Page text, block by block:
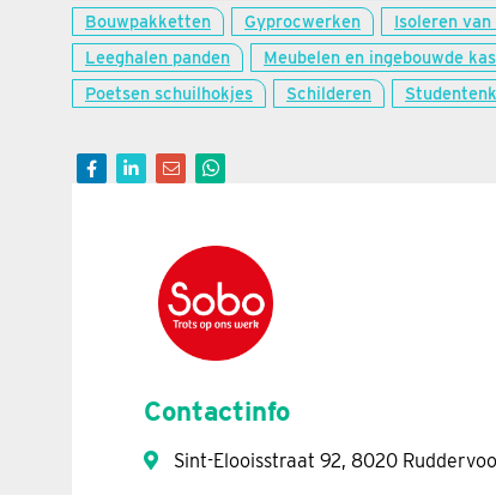
Bouwpakketten
Gyprocwerken Isoleren
Leeghalen panden
Meubelen en ingebouwde
Poetsen schuilhokjes
Schilderen
Contactinfo
Sint-Elooisstraat 92, 8020